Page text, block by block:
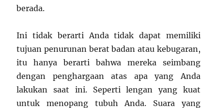
berada.
Ini tidak berarti Anda tidak dapat memiliki
tujuan penurunan berat badan atau kebugaran,
itu hanya berarti bahwa mereka seimbang
dengan penghargaan atas apa yang Anda
lakukan saat ini. Seperti lengan yang kuat
untuk menopang tubuh Anda. Suara yang